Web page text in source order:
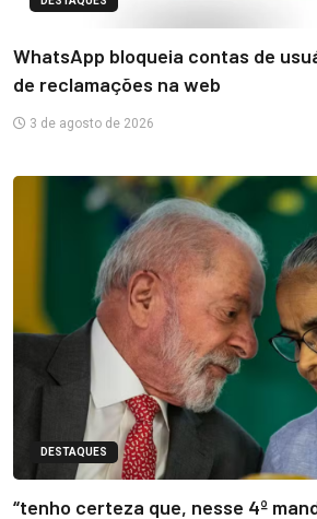
WhatsApp bloqueia contas de
de reclamações na web
3 de agosto de 2026
DESTAQUES
“tenho certeza que, nesse 4º